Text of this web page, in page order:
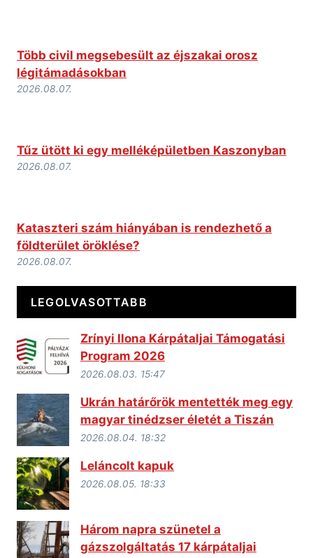
Több civil megsebesült az éjszakai orosz
légitámadásokban
2026.08.07.
Tűz ütött ki egy melléképületben Kaszonyban
2026.08.07.
Kataszteri szám hiányában is rendezhető a
földterület öröklése?
2026.08.07.
LEGOLVASOTTABB
Zrínyi Ilona Kárpátaljai Támogatási
Program 2026
2026.08.03. 15:47
Ukrán határőrök mentették meg egy
magyar tinédzser életét a Tiszán
2026.08.04. 18:32
Leláncolt kapuk
2026.08.05. 18:33
Három napra szünetel a
gázszolgáltatás 17 kárpátaljai